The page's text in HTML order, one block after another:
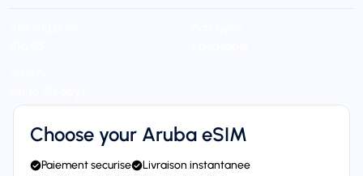
Choose your Aruba eSIM
Paiement securise
Livraison instantanee